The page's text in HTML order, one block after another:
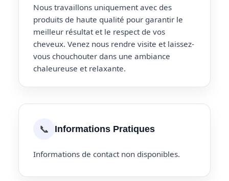
Nous travaillons uniquement avec des
produits de haute qualité pour garantir le
meilleur résultat et le respect de vos
cheveux. Venez nous rendre visite et laissez-
vous chouchouter dans une ambiance
chaleureuse et relaxante.
📞 Informations Pratiques
Informations de contact non disponibles.